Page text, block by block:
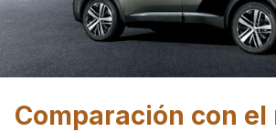
Comparación con el